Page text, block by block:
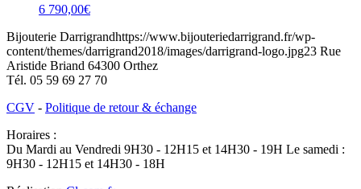
6 790,00€
Bijouterie Darrigrandhttps://www.bijouteriedarrigrand.fr/wp-
content/themes/darrigrand2018/images/darrigrand-logo.jpg23 Rue
Aristide Briand 64300 Orthez
Tél. 05 59 69 27 70
CGV - Politique de retour & échange
Horaires :
Du Mardi au Vendredi 9H30 - 12H15 et 14H30 - 19H Le samedi :
9H30 - 12H15 et 14H30 - 18H